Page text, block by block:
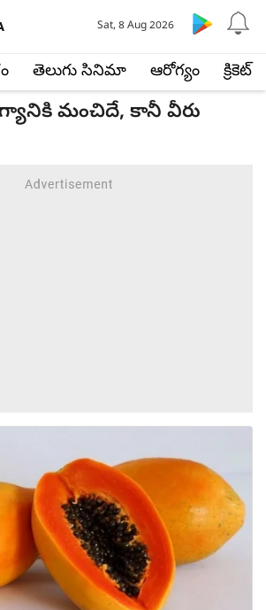
తెలుగు సినిమా ఆరోగ్యం క్రికెట్
Sat, 8 Aug 2026
మంచిదే, కానీ వీరు